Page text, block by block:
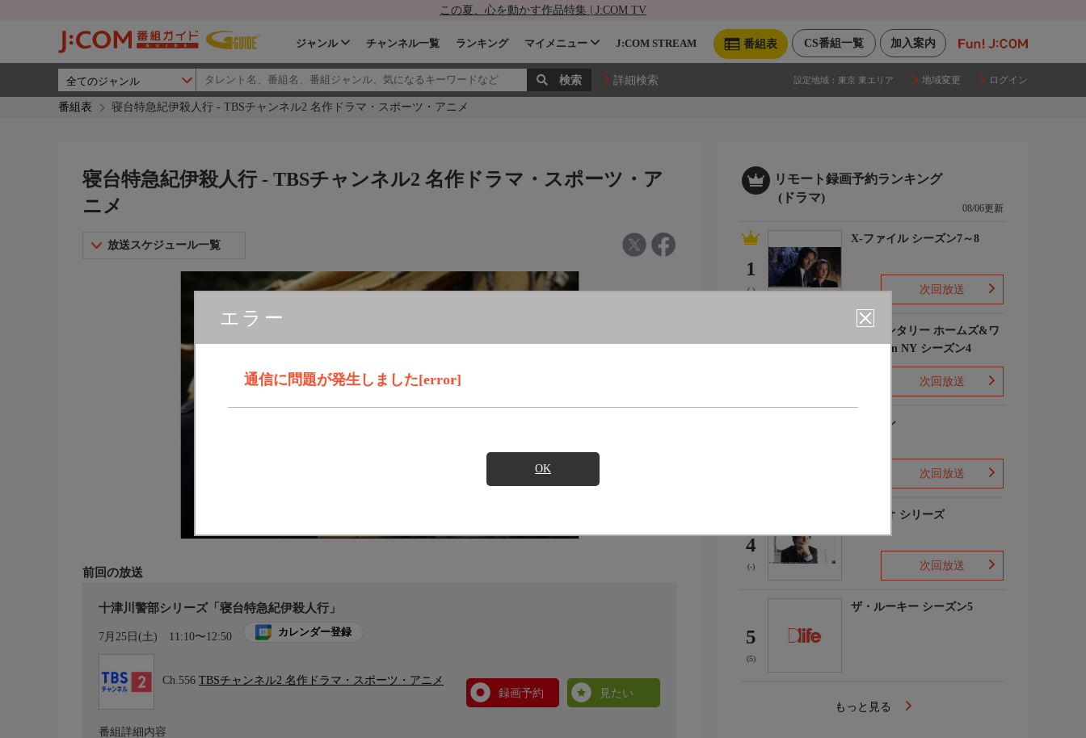
この夏、心を動かす作品特集 | J:COM TV
加入案内
CS番組一覧
番組表
ジャンル チャンネル一覧 ランキング マイメニュー J:COM STREAM
詳細検索 設定地域： 東京 東エリア 地域変更 ログイン
番組表 寝台特急紀伊殺人行 - TBSチャンネル2 名作ドラマ・スポーツ・アニメ
エラー
通信に問題が発生しました[error]
OK
寝台特急紀伊殺人行 - TBSチャンネル2 名作ドラマ・スポーツ・ア
ニメ
放送スケジュール一覧
前回の放送
十津川警部シリーズ「寝台特急紀伊殺人行」
7月25日(土) 11:10〜12:50 カレンダー登録
Ch.556 TBSチャンネル2 名作ドラマ・スポーツ・アニメ
録画予約
見たい
番組詳細内容
リモート録画予約ランキング
(ドラマ)
08/06更新
1
(-)
X-ファイル シーズン7～8
次回放送
エレメンタリー ホームズ&ワ
トソン in NY シーズン4
次回放送
下山メシ
次回放送
4
(-)
ガリレオ シリーズ
次回放送
5
(5)
ザ・ルーキー シーズン5
もっと見る